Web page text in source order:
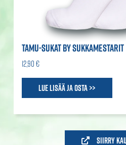
TAMU-SUKAT BY SUKKAMESTARIT
12,90 €
Lue lisää ja osta >>
Siirry